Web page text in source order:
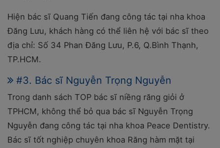
Hiện bác sĩ Quang Tiến đang công tác tại nha khoa
Đăng Lưu, khách hàng có thể liên hệ với bác sĩ theo
địa chỉ: Số 34 Phan Đăng Lưu, P.6, Q.Bình Thạnh,
TP.HCM.
#3. Bác sĩ Nguyễn Trọng Nguyễn
Trong danh sách TOP bác sĩ niềng răng giỏi ở
TPHCM, không thể bỏ qua bác sĩ Nguyễn Trọng
Nguyễn đang công tác tại nha khoa Peace Dentistry.
Bác sĩ tốt nghiệp chuyên khoa Răng hàm mặt tại